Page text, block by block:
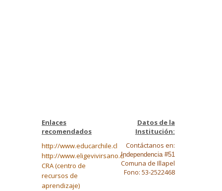
Enlaces
recomendados
http://www.educarchile.cl
http://www.eligevivirsano.cl
CRA (centro de
recursos de
aprendizaje)
Datos de la
Institución:
Contáctanos en:
Independencia #51
Comuna de Illapel
Fono: 53-2522468